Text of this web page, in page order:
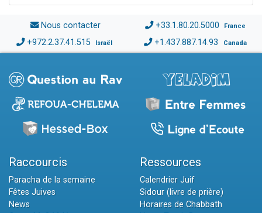
Nous contacter +33.1.80.20.5000 France
+972.2.37.41.515 Israël +1.437.887.14.93 Canada
Raccourcis
Paracha de la semaine
Fêtes Juives
News
Ressources
Calendrier Juif
Sidour (livre de prière)
Horaires de Chabbath